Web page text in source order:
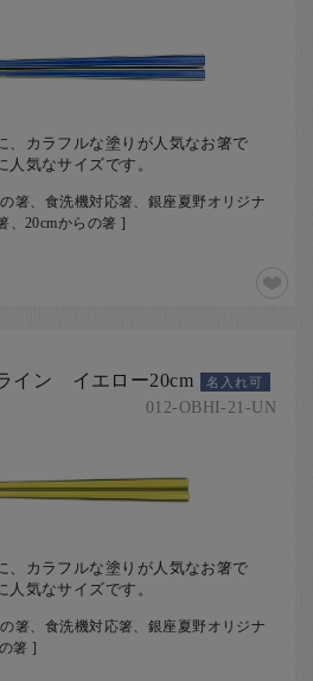
、カラフルな塗りが人気なお箸で
気なサイズです。
箸、食洗機対応箸、銀座夏野オリジナ
、20cmからの箸 ]
イン イエロー20cm 名入れ可
012-OBHI-21-UN
、カラフルな塗りが人気なお箸で
気なサイズです。
箸、食洗機対応箸、銀座夏野オリジナ
箸 ]